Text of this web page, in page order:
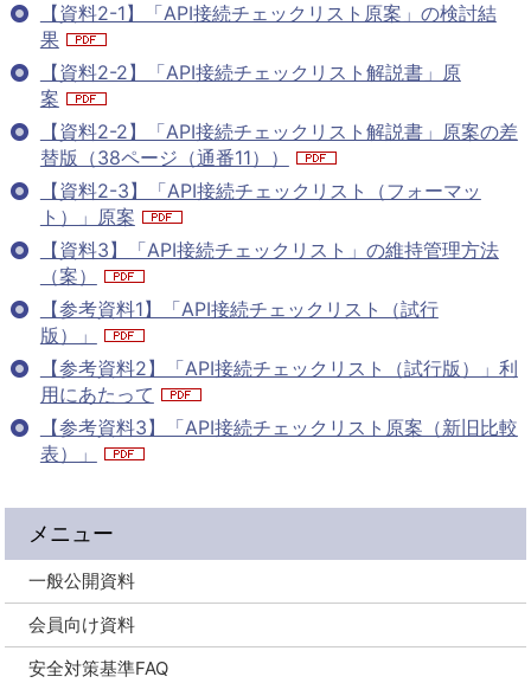
【資料2-1】「API接続チェックリスト原案」の検討結
果
【資料2-2】「API接続チェックリスト解説書」原
案
【資料2-2】「API接続チェックリスト解説書」原案の差
替版（38ページ（通番11））
【資料2-3】「API接続チェックリスト（フォーマッ
ト）」原案
【資料3】「API接続チェックリスト」の維持管理方法
（案）
【参考資料1】「API接続チェックリスト（試行
版）」
【参考資料2】「API接続チェックリスト（試行版）」利
用にあたって
【参考資料3】「API接続チェックリスト原案（新旧比較
表）」
メニュー
一般公開資料
会員向け資料
安全対策基準FAQ